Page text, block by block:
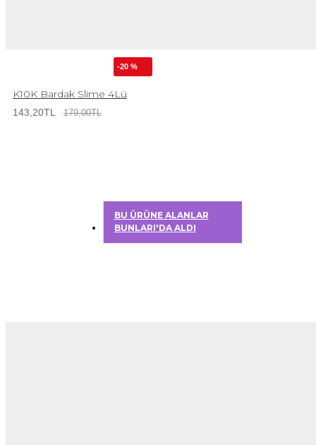
-20 %
K10K Bardak Slime 4Lü
143,20TL 179,00TL
BU ÜRÜNE ALANLAR
BUNLARI'DA ALDI